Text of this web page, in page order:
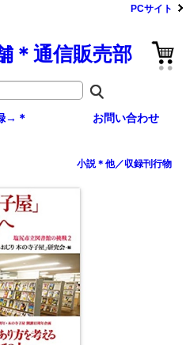
PCサイト
＊通信販売部
→＊ お問い合わせ
小説＊他／収録刊行物